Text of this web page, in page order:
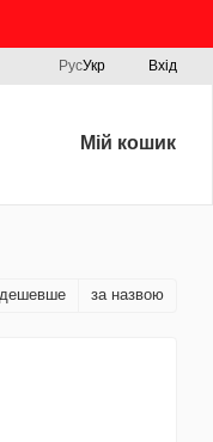
РусУкр Вхід
Мій кошик
дешевше за назвою